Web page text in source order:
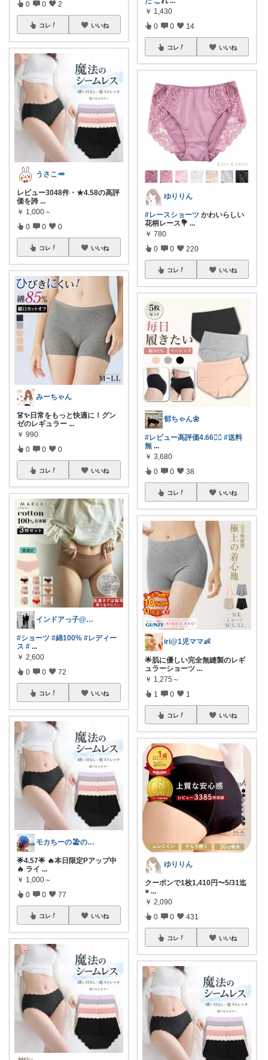
0 0 2
コレ いいね
うさこ🥕
レビュー3048件・★4.58の高評
価を誇 ...
￥ 1,000～
0 0 0
コレ いいね
みーちゃん
👗✨日常をもっと快適に！グン
ゼのレギュラー ...
￥ 990
0 0 0
コレ いいね
インドアっ子@ご購入ありがとうございます
#ショーツ #綿100% #レディー
ス # ...
￥ 2,600
0 0 72
コレ いいね
モカちーの🏖️のんびりライフ🐈✨
🌟4.57🌟 🔥本日限定Pアップ中
🔥 ライ ...
￥ 1,000～
0 0 77
コレ いいね
￥ 1,430
0 0 14
コレ いいね
ゆりりん
#レースショーツ かわいらしい
花柄レース💐 ...
￥ 780
0 0 220
コレ いいね
郁ちゃん🌼
#レビュー高評価4.66🙆‍♀️ #送料
無 ...
￥ 3,680
0 0 38
コレ いいね
iri@1児ママ👶
🌟肌に優しい完全無縫製のレギ
ュラーショーツ ...
￥ 1,275～
1 0 1
コレ いいね
ゆりりん
クーポンで1枚1,410円〜5/31迄
⭐︎ ...
￥ 2,090
0 0 431
コレ いいね